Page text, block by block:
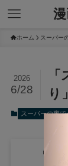
ホーム スーパー
り
2026
6/28
スーパーの裏